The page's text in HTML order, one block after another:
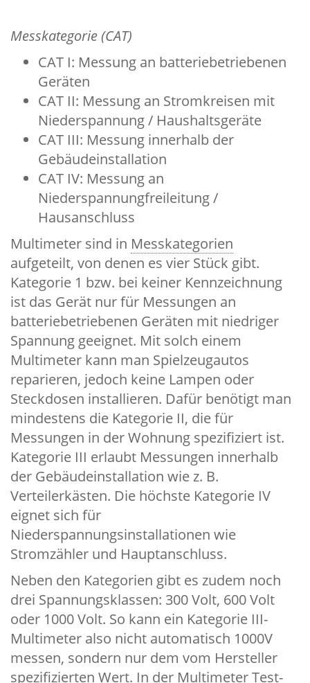
Messkategorie (CAT)
CAT I: Messung an batteriebetriebenen
Geräten
CAT II: Messung an Stromkreisen mit
Niederspannung / Haushaltsgeräte
CAT III: Messung innerhalb der
Gebäudeinstallation
CAT IV: Messung an
Niederspannungfreileitung /
Hausanschluss
Multimeter sind in Messkategorien
aufgeteilt, von denen es vier Stück gibt.
Kategorie 1 bzw. bei keiner Kennzeichnung
ist das Gerät nur für Messungen an
batteriebetriebenen Geräten mit niedriger
Spannung geeignet. Mit solch einem
Multimeter kann man Spielzeugautos
reparieren, jedoch keine Lampen oder
Steckdosen installieren. Dafür benötigt man
mindestens die Kategorie II, die für
Messungen in der Wohnung spezifiziert ist.
Kategorie III erlaubt Messungen innerhalb
der Gebäudeinstallation wie z. B.
Verteilerkästen. Die höchste Kategorie IV
eignet sich für
Niederspannungsinstallationen wie
Stromzähler und Hauptanschluss.
Neben den Kategorien gibt es zudem noch
drei Spannungsklassen: 300 Volt, 600 Volt
oder 1000 Volt. So kann ein Kategorie III-
Multimeter also nicht automatisch 1000V
messen, sondern nur dem vom Hersteller
spezifizierten Wert. In der Multimeter Test-